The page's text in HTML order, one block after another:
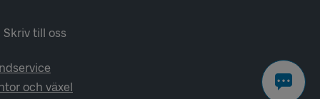
Skriv till oss
och växel